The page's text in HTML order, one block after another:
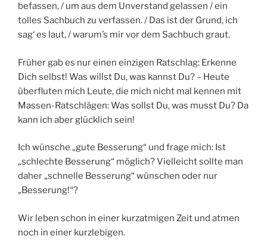
befassen, / um aus dem Unverstand gelassen / ein
tolles Sachbuch zu verfassen. / Das ist der Grund, ich
sag‘ es laut, / warum’s mir vor dem Sachbuch graut.
Früher gab es nur einen einzigen Ratschlag: Erkenne
Dich selbst! Was willst Du, was kannst Du? – Heute
überfluten mich Leute, die mich nicht mal kennen mit
Massen-Ratschlägen: Was sollst Du, was musst Du? Da
kann ich aber glücklich sein!
Ich wünsche „gute Besserung“ und frage mich: Ist
„schlechte Besserung“ möglich? Vielleicht sollte man
daher „schnelle Besserung“ wünschen oder nur
„Besserung!“?
Wir leben schon in einer kurzatmigen Zeit und atmen
noch in einer kurzlebigen.